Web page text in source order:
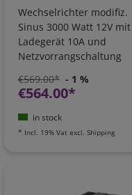
Wechselrichter modifiz.
Sinus 3000 Watt 12V mit
Ladegerät 10A und
Netzvorrangschaltung
€569.00* - 1 %
€564.00*
in stock
* Incl. 19% Vat excl. Shipping